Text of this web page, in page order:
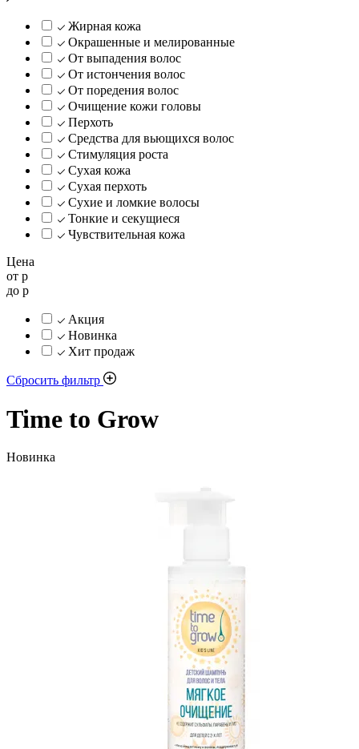
Жирная кожа
Окрашенные и мелированные
От выпадения волос
От истончения волос
От поредения волос
Очищение кожи головы
Перхоть
Средства для вьющихся волос
Стимуляция роста
Сухая кожа
Сухая перхоть
Сухие и ломкие волосы
Тонкие и секущиеся
Чувствительная кожа
Цена
от р
до р
Акция
Новинка
Хит продаж
Сбросить фильтр
Time to Grow
Новинка